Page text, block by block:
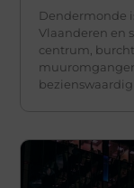
Dendermonde
Vlaanderen en
centrum,